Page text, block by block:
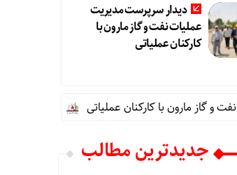
دیدار سرپرست مدیریت
عملیات نفت و گاز مارون با
کارکنان عملیاتی
مارون با کارکنان عملیاتی تاب آوری، وجه
جدیدترین مطالب